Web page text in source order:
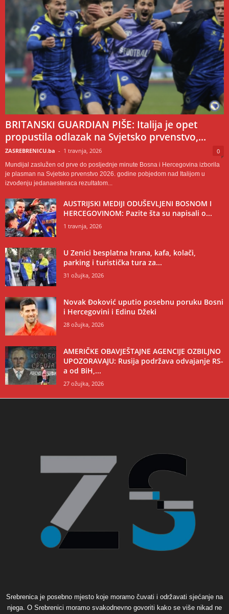
BRITANSKI GUARDIAN PIŠE: Italija je opet
propustila odlazak na Svjetsko prvenstvo,...
ZASREBRENICU.ba - 1 travnja, 2026 0
Mundijal zaslužen od prve do posljednje minute Bosna i Hercegovina izborila
je plasman na Svjetsko prvenstvo 2026. godine pobjedom nad Italijom u
izvođenju jedanaesteraca rezultatom...
AUSTRIJSKI MEDIJI ODUŠEVLJENI BOSNOM I
HERCEGOVINOM: Pazite šta su napisali o...
1 travnja, 2026
U Zenici besplatna hrana, kafa, kolači,
parking i turistička tura za...
31 ožujka, 2026
Novak Đoković uputio posebnu poruku Bosni
i Hercegovini i Edinu Džeki
28 ožujka, 2026
AMERIČKE OBAVJEŠTAJNE AGENCIJE OZBILJNO
UPOZORAVAJU: Rusija podržava odvajanje RS-
a od BiH,...
27 ožujka, 2026
Srebrenica je posebno mjesto koje moramo čuvati i održavati sjećanje na
njega. O Srebrenici moramo svakodnevno govoriti kako se više nikad ne